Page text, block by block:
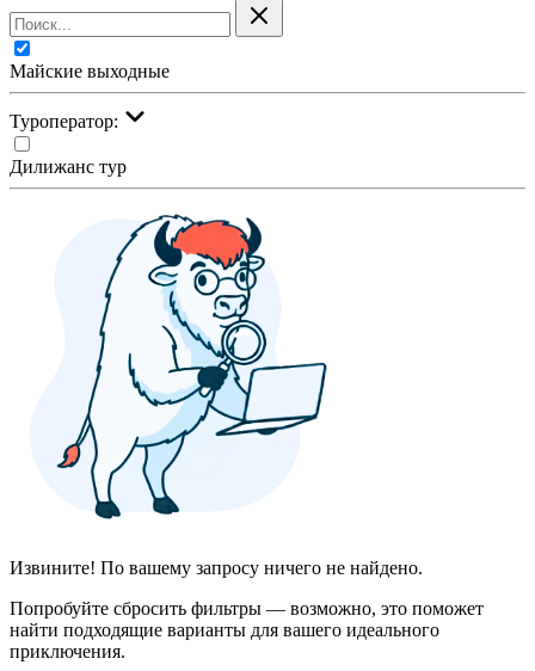
Майские выходные
Туроператор:
Дилижанс тур
Извините! По вашему запросу ничего не найдено.
Попробуйте сбросить фильтры — возможно, это поможет
найти подходящие варианты для вашего идеального
приключения.